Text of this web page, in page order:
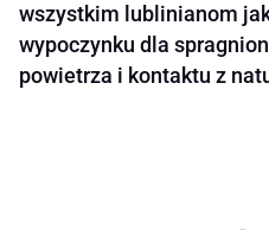
wszystkim lublinianom
wypoczynku dla
powietrza i kontaktu z